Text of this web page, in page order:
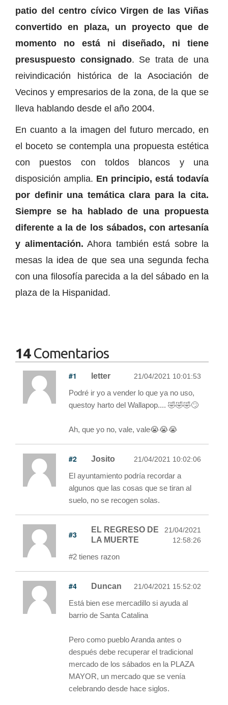
patio del centro cívico Virgen de las Viñas
convertido en plaza, un proyecto que de
momento no está ni diseñado, ni tiene
presuspuesto consignado. Se trata de una
reivindicación histórica de la Asociación de
Vecinos y empresarios de la zona, de la que se
lleva hablando desde el año 2004.
En cuanto a la imagen del futuro mercado, en
el boceto se contempla una propuesta estética
con puestos con toldos blancos y una
disposición amplia. En principio, está todavía
por definir una temática clara para la cita.
Siempre se ha hablado de una propuesta
diferente a la de los sábados, con artesanía
y alimentación. Ahora también está sobre la
mesas la idea de que sea una segunda fecha
con una filosofía parecida a la del sábado en la
plaza de la Hispanidad.
14Comentarios
#1 letter 21/04/2021 10:01:53
Podré ir yo a vender lo que ya no uso,
questoy harto del Wallapop.... 🤣🤣🤣🙄
Ah, que yo no, vale, vale😭😭😭
#2 Josito 21/04/2021 10:02:06
El ayuntamiento podría recordar a
algunos que las cosas que se tiran al
suelo, no se recogen solas.
#3
EL REGRESO DE
LA MUERTE
21/04/2021
12:58:26
#2 tienes razon
#4 Duncan 21/04/2021 15:52:02
Está bien ese mercadillo si ayuda al
barrio de Santa Catalina
Pero como pueblo Aranda antes o
después debe recuperar el tradicional
mercado de los sábados en la PLAZA
MAYOR, un mercado que se venía
celebrando desde hace siglos.